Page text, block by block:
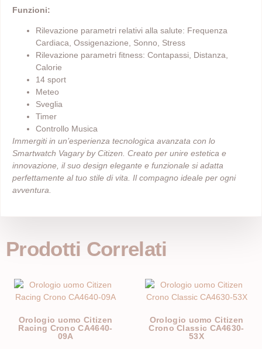
Funzioni:
Rilevazione parametri relativi alla salute: Frequenza
Cardiaca, Ossigenazione, Sonno, Stress
Rilevazione parametri fitness: Contapassi, Distanza,
Calorie
14 sport
Meteo
Sveglia
Timer
Controllo Musica
Immergiti in un’esperienza tecnologica avanzata con lo
Smartwatch Vagary by Citizen. Creato per unire estetica e
innovazione, il suo design elegante e funzionale si adatta
perfettamente al tuo stile di vita. Il compagno ideale per ogni
avventura.
Prodotti Correlati
Orologio uomo Citizen
Racing Crono CA4640-
09A
Orologio uomo Citizen
Crono Classic CA4630-
53X